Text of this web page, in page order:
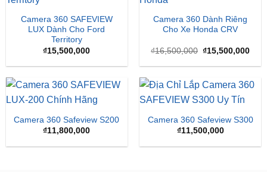
Camera 360 SAFEVIEW
LUX Dành Cho Ford
Territory
₫15,500,000
Camera 360 Dành Riêng
Cho Xe Honda CRV
₫16,500,000 Giá
là:
₫15,500,000Giá
tại
Camera 360 Safeview S200
₫11,800,000
Camera 360 Safeview S300
₫11,500,000